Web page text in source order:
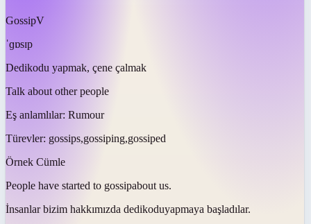
GossipV
ˈɡɒsɪp
Dedikodu yapmak, çene çalmak
Talk about other people
Eş anlamlılar: Rumour
Türevler: gossips,gossiping,gossiped
Örnek Cümle
People have started to gossipabout us.
İnsanlar bizim hakkımızda dedikoduyapmaya başladılar.